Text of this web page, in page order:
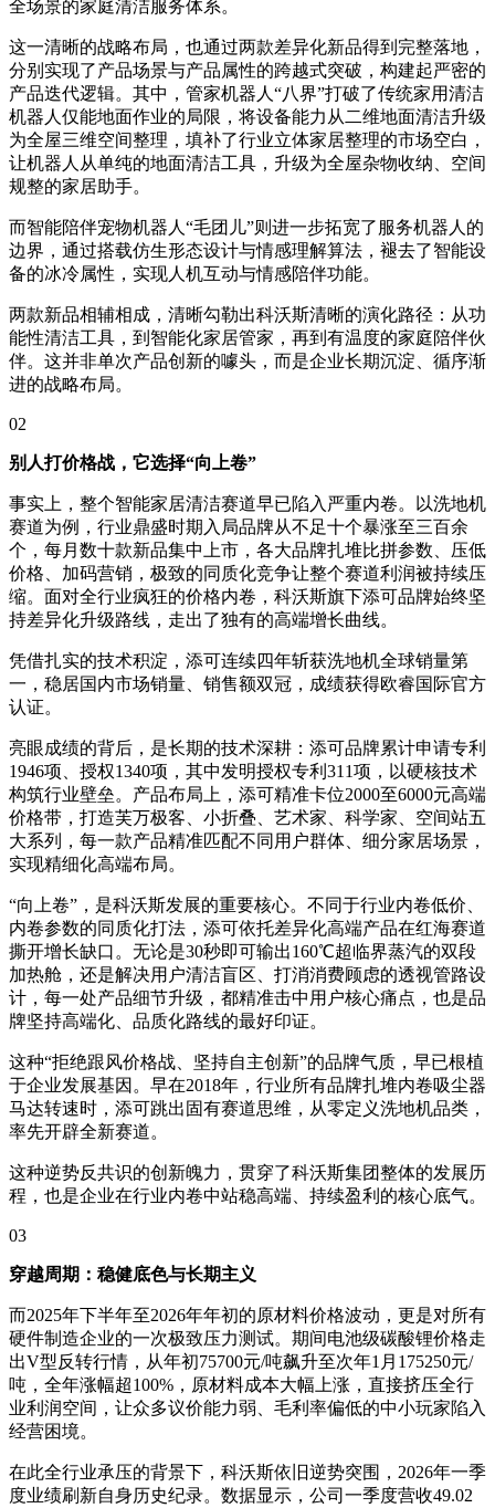
全场景的家庭清洁服务体系。
这一清晰的战略布局，也通过两款差异化新品得到完整落地，
分别实现了产品场景与产品属性的跨越式突破，构建起严密的
产品迭代逻辑。其中，管家机器人“八界”打破了传统家用清洁
机器人仅能地面作业的局限，将设备能力从二维地面清洁升级
为全屋三维空间整理，填补了行业立体家居整理的市场空白，
让机器人从单纯的地面清洁工具，升级为全屋杂物收纳、空间
规整的家居助手。
而智能陪伴宠物机器人“毛团儿”则进一步拓宽了服务机器人的
边界，通过搭载仿生形态设计与情感理解算法，褪去了智能设
备的冰冷属性，实现人机互动与情感陪伴功能。
两款新品相辅相成，清晰勾勒出科沃斯清晰的演化路径：从功
能性清洁工具，到智能化家居管家，再到有温度的家庭陪伴伙
伴。这并非单次产品创新的噱头，而是企业长期沉淀、循序渐
进的战略布局。
02
别人打价格战，它选择“向上卷”
事实上，整个智能家居清洁赛道早已陷入严重内卷。以洗地机
赛道为例，行业鼎盛时期入局品牌从不足十个暴涨至三百余
个，每月数十款新品集中上市，各大品牌扎堆比拼参数、压低
价格、加码营销，极致的同质化竞争让整个赛道利润被持续压
缩。面对全行业疯狂的价格内卷，科沃斯旗下添可品牌始终坚
持差异化升级路线，走出了独有的高端增长曲线。
凭借扎实的技术积淀，添可连续四年斩获洗地机全球销量第
一，稳居国内市场销量、销售额双冠，成绩获得欧睿国际官方
认证。
亮眼成绩的背后，是长期的技术深耕：添可品牌累计申请专利
1946项、授权1340项，其中发明授权专利311项，以硬核技术
构筑行业壁垒。产品布局上，添可精准卡位2000至6000元高端
价格带，打造芙万极客、小折叠、艺术家、科学家、空间站五
大系列，每一款产品精准匹配不同用户群体、细分家居场景，
实现精细化高端布局。
“向上卷”，是科沃斯发展的重要核心。不同于行业内卷低价、
内卷参数的同质化打法，添可依托差异化高端产品在红海赛道
撕开增长缺口。无论是30秒即可输出160℃超临界蒸汽的双段
加热舱，还是解决用户清洁盲区、打消消费顾虑的透视管路设
计，每一处产品细节升级，都精准击中用户核心痛点，也是品
牌坚持高端化、品质化路线的最好印证。
这种“拒绝跟风价格战、坚持自主创新”的品牌气质，早已根植
于企业发展基因。早在2018年，行业所有品牌扎堆内卷吸尘器
马达转速时，添可跳出固有赛道思维，从零定义洗地机品类，
率先开辟全新赛道。
这种逆势反共识的创新魄力，贯穿了科沃斯集团整体的发展历
程，也是企业在行业内卷中站稳高端、持续盈利的核心底气。
03
穿越周期：稳健底色与长期主义
而2025年下半年至2026年年初的原材料价格波动，更是对所有
硬件制造企业的一次极致压力测试。期间电池级碳酸锂价格走
出V型反转行情，从年初75700元/吨飙升至次年1月175250元/
吨，全年涨幅超100%，原材料成本大幅上涨，直接挤压全行
业利润空间，让众多议价能力弱、毛利率偏低的中小玩家陷入
经营困境。
在此全行业承压的背景下，科沃斯依旧逆势突围，2026年一季
度业绩刷新自身历史纪录。数据显示，公司一季度营收49.02